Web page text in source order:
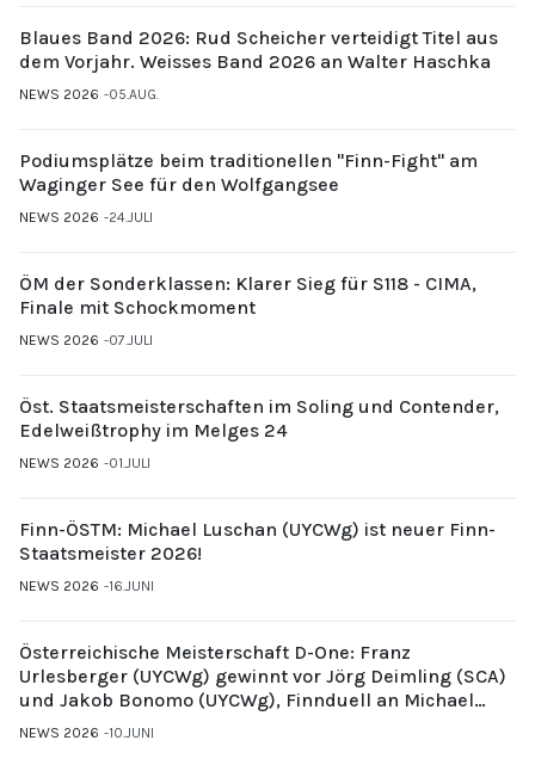
Blaues Band 2026: Rud Scheicher verteidigt Titel aus
dem Vorjahr. Weisses Band 2026 an Walter Haschka
NEWS 2026 05.AUG.
Podiumsplätze beim traditionellen "Finn-Fight" am
Waginger See für den Wolfgangsee
NEWS 2026 24.JULI
ÖM der Sonderklassen: Klarer Sieg für S118 - CIMA,
Finale mit Schockmoment
NEWS 2026 07.JULI
Öst. Staatsmeisterschaften im Soling und Contender,
Edelweißtrophy im Melges 24
NEWS 2026 01.JULI
Finn-ÖSTM: Michael Luschan (UYCWg) ist neuer Finn-
Staatsmeister 2026!
NEWS 2026 16.JUNI
Österreichische Meisterschaft D-One: Franz
Urlesberger (UYCWg) gewinnt vor Jörg Deimling (SCA)
und Jakob Bonomo (UYCWg), Finnduell an Michael
Gubi (UYCMo)
NEWS 2026 10.JUNI